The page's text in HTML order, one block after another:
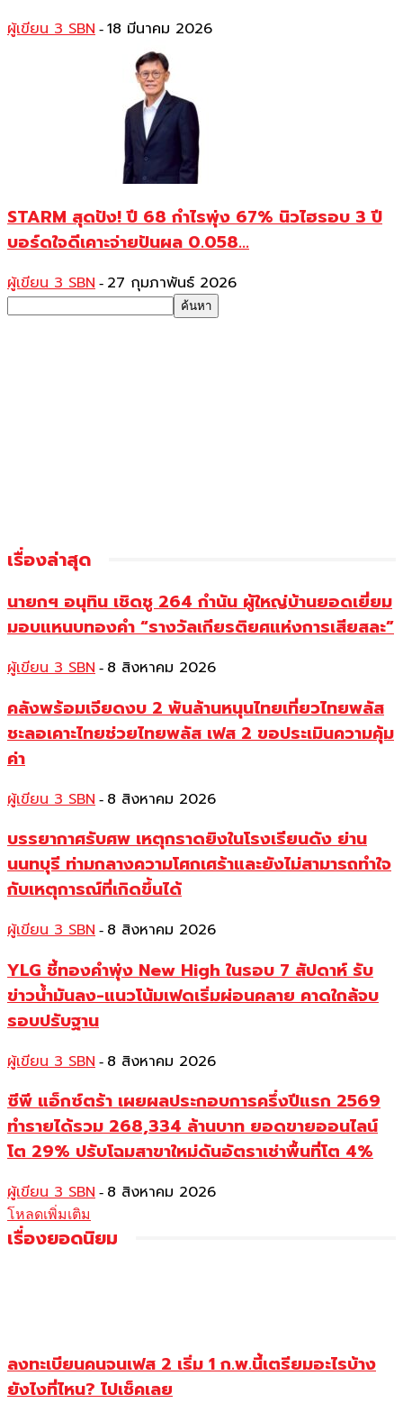
ผู้เขียน 3 SBN - 18 มีนาคม 2026
STARM สุดปัง! ปี 68 กำไรพุ่ง 67% นิวไฮรอบ 3 ปี
บอร์ดใจดีเคาะจ่ายปันผล 0.058...
ผู้เขียน 3 SBN - 27 กุมภาพันธ์ 2026
เรื่องล่าสุด
นายกฯ อนุทิน เชิดชู 264 กำนัน ผู้ใหญ่บ้านยอดเยี่ยม
มอบแหนบทองคำ “รางวัลเกียรติยศแห่งการเสียสละ”
ผู้เขียน 3 SBN - 8 สิงหาคม 2026
คลังพร้อมเจียดงบ 2 พันล้านหนุนไทยเที่ยวไทยพลัส
ชะลอเคาะไทยช่วยไทยพลัส เฟส 2 ขอประเมินความคุ้ม
ค่า
ผู้เขียน 3 SBN - 8 สิงหาคม 2026
บรรยากาศรับศพ เหตุกราดยิงในโรงเรียนดัง ย่าน
นนทบุรี ท่ามกลางความโศกเศร้าและยังไม่สามารถทำใจ
กับเหตุการณ์ที่เกิดขึ้นได้
ผู้เขียน 3 SBN - 8 สิงหาคม 2026
YLG ชี้ทองคำพุ่ง New High ในรอบ 7 สัปดาห์ รับ
ข่าวน้ำมันลง-แนวโน้มเฟดเริ่มผ่อนคลาย คาดใกล้จบ
รอบปรับฐาน
ผู้เขียน 3 SBN - 8 สิงหาคม 2026
ซีพี แอ็กซ์ตร้า เผยผลประกอบการครึ่งปีแรก 2569
ทำรายได้รวม 268,334 ล้านบาท ยอดขายออนไลน์
โต 29% ปรับโฉมสาขาใหม่ดันอัตราเช่าพื้นที่โต 4%
ผู้เขียน 3 SBN - 8 สิงหาคม 2026
โหลดเพิ่มเติม
เรื่องยอดนิยม
ลงทะเบียนคนจนเฟส 2 เริ่ม 1 ก.พ.นี้เตรียมอะไรบ้าง
ยังไงที่ไหน? ไปเช็คเลย